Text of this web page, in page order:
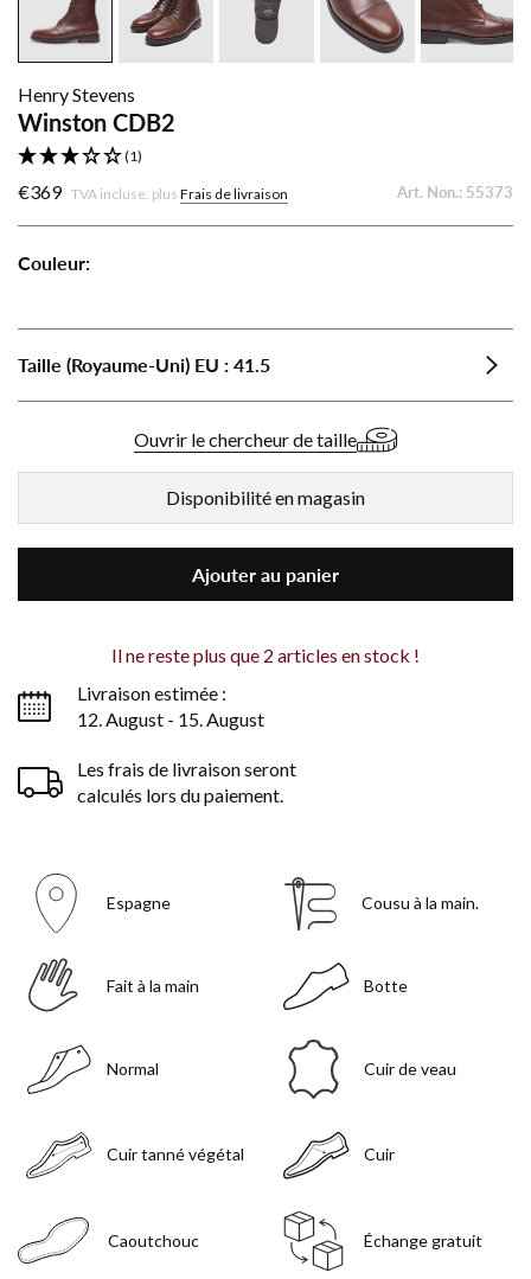
Henry Stevens
Winston CDB2
(1)
€369 TVA incluse. plus Frais de livraison Art. Non.: 55373
Couleur:
CDB2
Mittelbraun
CDB2
Noir
Taille (Royaume-Uni) EU : 41.5
Ouvrir le chercheur de taille
Disponibilité en magasin
Ajouter au panier
Il ne reste plus que 2 articles en stock !
Livraison estimée :
12. August - 15. August
Les frais de livraison seront
calculés lors du paiement.
Espagne Cousu à la main.
Fait à la main Botte
Normal Cuir de veau
Cuir tanné végétal Cuir
Caoutchouc Échange gratuit